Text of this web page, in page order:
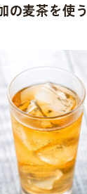
の麦茶を使う